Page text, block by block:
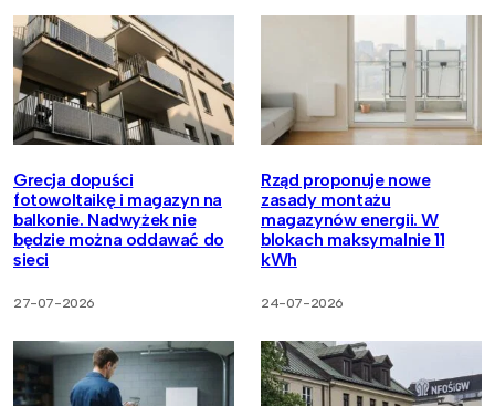
Grecja dopuści
fotowoltaikę i magazyn na
balkonie. Nadwyżek nie
będzie można oddawać do
sieci
27-07-2026
Rząd proponuje nowe
zasady montażu
magazynów energii. W
blokach maksymalnie 11
kWh
24-07-2026